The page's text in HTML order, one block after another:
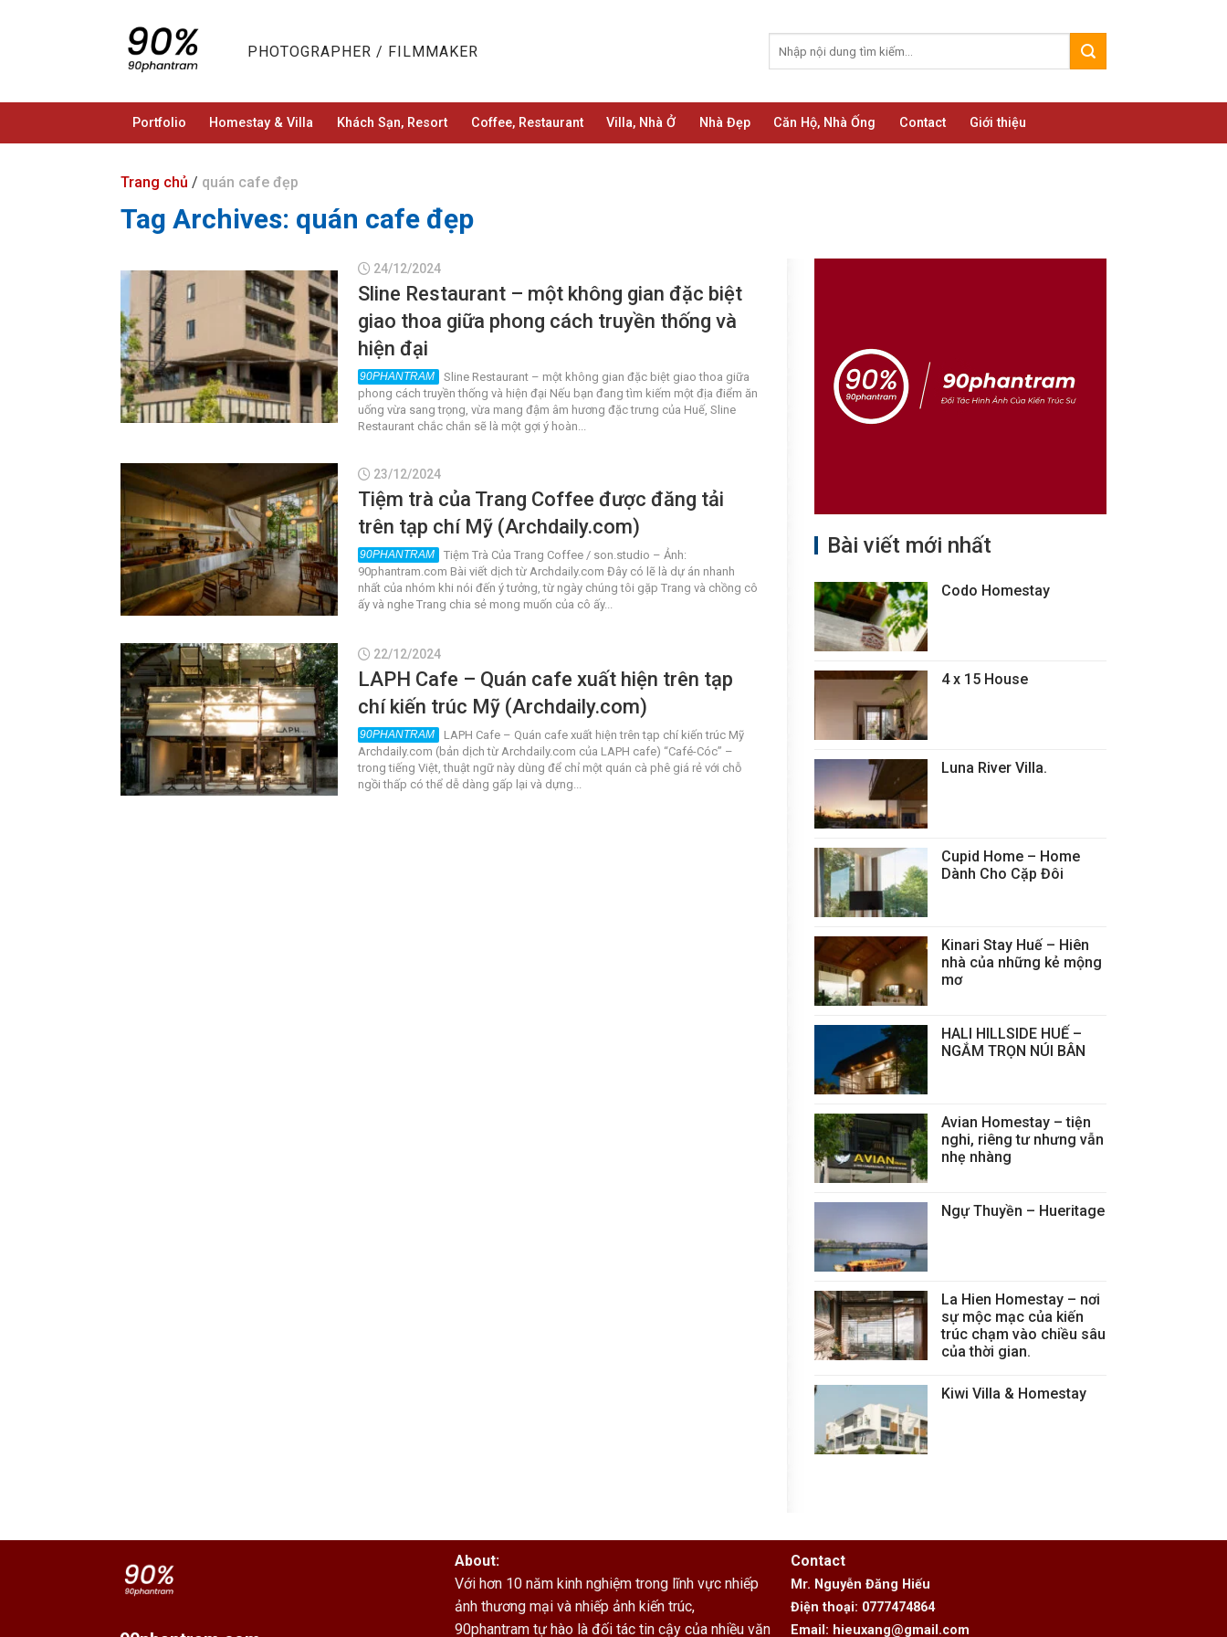
PHOTOGRAPHER / FILMMAKER
Portfolio Homestay & Villa Khách Sạn, Resort Coffee, Restaurant Villa, Nhà Ở Nhà Đẹp Căn Hộ, Nhà Ống Contact Giới thiệu
Trang chủ / quán cafe đẹp
Tag Archives: quán cafe đẹp
24/12/2024
Sline Restaurant – một không gian đặc biệt
giao thoa giữa phong cách truyền thống và
hiện đại
Sline Restaurant – một không gian đặc biệt giao thoa giữa
phong cách truyền thống và hiện đại Nếu bạn đang tìm kiếm một địa điểm ăn
uống vừa sang trọng, vừa mang đậm âm hương đặc trưng của Huế, Sline
Restaurant chắc chắn sẽ là một gợi ý hoàn...
23/12/2024
Tiệm trà của Trang Coffee được đăng tải
trên tạp chí Mỹ (Archdaily.com)
Tiệm Trà Của Trang Coffee / son.studio – Ảnh:
90phantram.com Bài viết dịch từ Archdaily.com Đây có lẽ là dự án nhanh
nhất của nhóm khi nói đến ý tưởng, từ ngày chúng tôi gặp Trang và chồng cô
ấy và nghe Trang chia sẻ mong muốn của cô ấy...
22/12/2024
LAPH Cafe – Quán cafe xuất hiện trên tạp
chí kiến trúc Mỹ (Archdaily.com)
LAPH Cafe – Quán cafe xuất hiện trên tạp chí kiến trúc Mỹ
Archdaily.com (bản dịch từ Archdaily.com của LAPH cafe) “Café-Cóc” –
trong tiếng Việt, thuật ngữ này dùng để chỉ một quán cà phê giá rẻ với chỗ
ngồi thấp có thể dễ dàng gấp lại và dựng...
Bài viết mới nhất
Codo Homestay
4 x 15 House
Luna River Villa.
Cupid Home – Home
Dành Cho Cặp Đôi
Kinari Stay Huế – Hiên
nhà của những kẻ mộng
mơ
HALI HILLSIDE HUẾ –
NGẮM TRỌN NÚI BÂN
Avian Homestay – tiện
nghi, riêng tư nhưng vẫn
nhẹ nhàng
Ngự Thuyền – Hueritage
La Hien Homestay – nơi
sự mộc mạc của kiến
trúc chạm vào chiều sâu
của thời gian.
Kiwi Villa & Homestay
About:
Với hơn 10 năm kinh nghiệm trong lĩnh vực nhiếp
ảnh thương mại và nhiếp ảnh kiến trúc,
90phantram tự hào là đối tác tin cậy của nhiều văn
Contact
Mr. Nguyễn Đăng Hiếu
Điện thoại: 0777474864
Email: hieuxang@gmail.com